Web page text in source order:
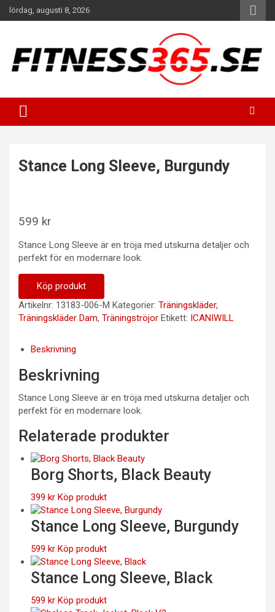
Hoppa
till
lördag, augusti 8, 2026
FITNESS365
Stance Long Sleeve, Burgundy
599 kr
Stance Long Sleeve är en tröja med utskurna detaljer och
perfekt för en modernare look.
Köp produkt
Artikelnr: 13183-006-M Kategorier: Träningskläder,
Träningskläder Dam, Träningströjor Etikett: ICANIWILL
Beskrivning
Beskrivning
Stance Long Sleeve är en tröja med utskurna detaljer och
perfekt för en modernare look.
Relaterade produkter
Borg Shorts, Black Beauty
399 kr Köp produkt
Stance Long Sleeve, Burgundy
599 kr Köp produkt
Stance Long Sleeve, Black
599 kr Köp produkt